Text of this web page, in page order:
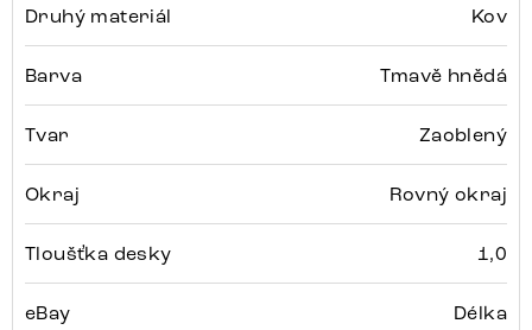
Druhý materiál Kov
Barva Tmavě hnědá
Tvar Zaoblený
Okraj Rovný okraj
Tloušťka desky 1,0
eBay Délka